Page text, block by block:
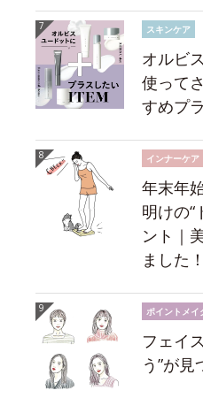
スキンケア
オルビ
使って
すめプ
インナーケア
年末年
明けの“
ント｜
ました！
ポイントメイ
フェイ
う”が